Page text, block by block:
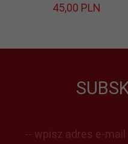
45,00 PLN
-- wpisz adres e-mail